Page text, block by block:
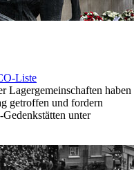
Liste
Lagergemeinschaften haben
getroffen und fordern
unter